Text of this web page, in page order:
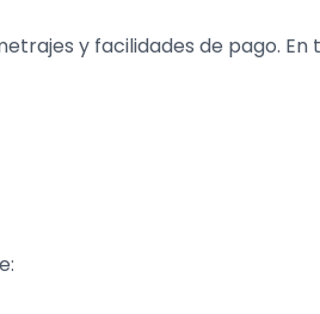
y facilidades de pago.